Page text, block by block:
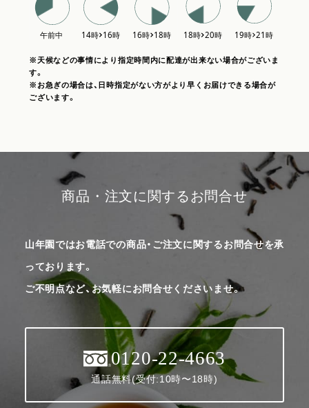
※天候などの事情により指定時間内に配達が出来ない場合がございま
す。
※お急ぎの場合は、日時指定がない方がより早くお届けできる場合が
ございます。
商品・注文に関するお問合せ
山年園ではお電話での商品・ご注文に関するお問合せを承
っております。
ご不明点など、お気軽にお問合せくださいませ。
0120-22-4663
通話無料(受付:10時〜18時)